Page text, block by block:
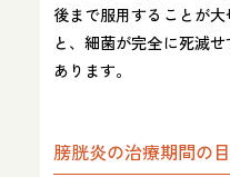
後まで服用することが
と、細菌が完全に死滅
あります。
膀胱炎の治療期間の